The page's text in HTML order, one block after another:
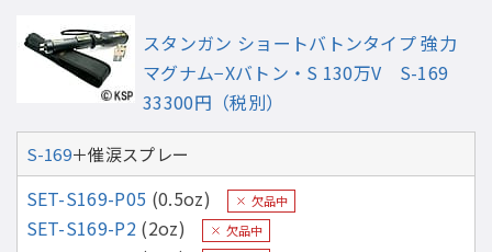
スタンガン ショートバトンタイプ 強力
マグナム−Xバトン・S 130万V S-169
33300円（税別）
S-169＋催涙スプレー
SET-S169-P05 (0.5oz) 欠品中
SET-S169-P2 (2oz) 欠品中